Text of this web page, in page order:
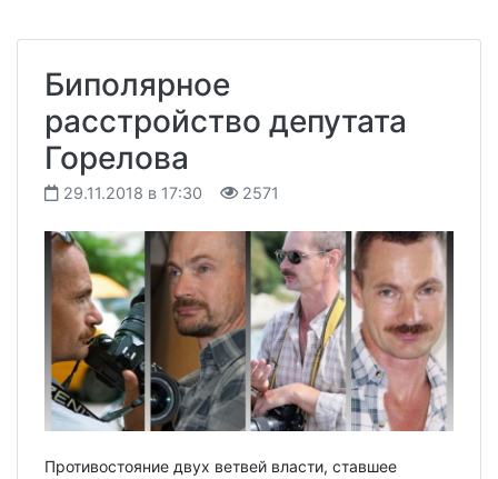
Биполярное
расстройство депутата
Горелова
29.11.2018 в 17:30 2571
Противостояние двух ветвей власти, ставшее